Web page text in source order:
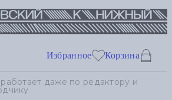
Избранное Корзина